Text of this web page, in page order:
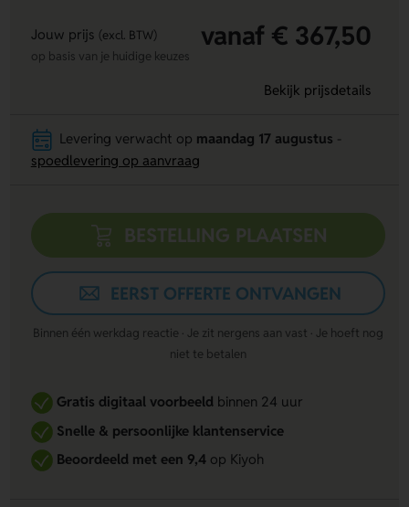
Jouw prijs (excl. BTW) vanaf € 367,50
op basis van je huidige keuzes
Bekijk prijsdetails
Levering verwacht op maandag 17 augustus
spoedlevering op aanvraag
BESTELLING PLAATSEN
EERST OFFERTE ONTVANGEN
Binnen één werkdag reactie · Je zit nergens aan vast · Je hoeft nog
niet te betalen
Gratis digitaal voorbeeldbinnen 24 uur
Snelle & persoonlijke klantenservice
Beoordeeld met een 9,4op Kiyoh